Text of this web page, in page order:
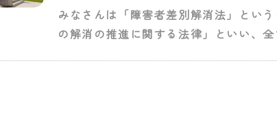
みなさんは「障害者差別解消法」とい
の解消の推進に関する法律」といい、